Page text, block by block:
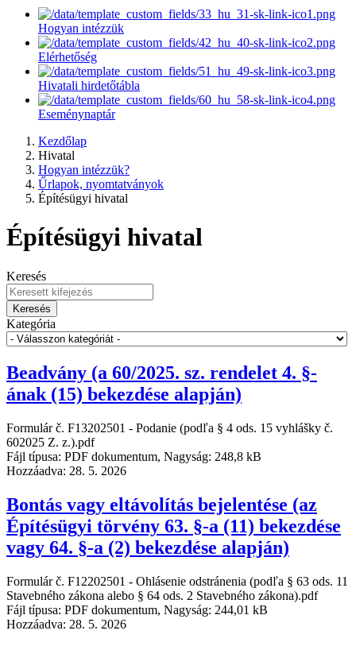
Hogyan intézzük
Elérhetőség
Hivatali hirdetőtábla
Eseménynaptár
Kezdőlap
Hivatal
Hogyan intézzük?
Űrlapok, nyomtatványok
Építésügyi hivatal
Építésügyi hivatal
Keresés
Keresés
Kategória
Beadvány (a 60/2025. sz. rendelet 4. §-
ának (15) bekezdése alapján)
Formulár č. F13202501 - Podanie (podľa § 4 ods. 15 vyhlášky č.
602025 Z. z.).pdf
Fájl típusa: PDF dokumentum, Nagyság: 248,8 kB
Hozzáadva: 28. 5. 2026
Bontás vagy eltávolítás bejelentése (az
Építésügyi törvény 63. §-a (11) bekezdése
vagy 64. §-a (2) bekezdése alapján)
Formulár č. F12202501 - Ohlásenie odstránenia (podľa § 63 ods. 11
Stavebného zákona alebo § 64 ods. 2 Stavebného zákona).pdf
Fájl típusa: PDF dokumentum, Nagyság: 244,01 kB
Hozzáadva: 28. 5. 2026